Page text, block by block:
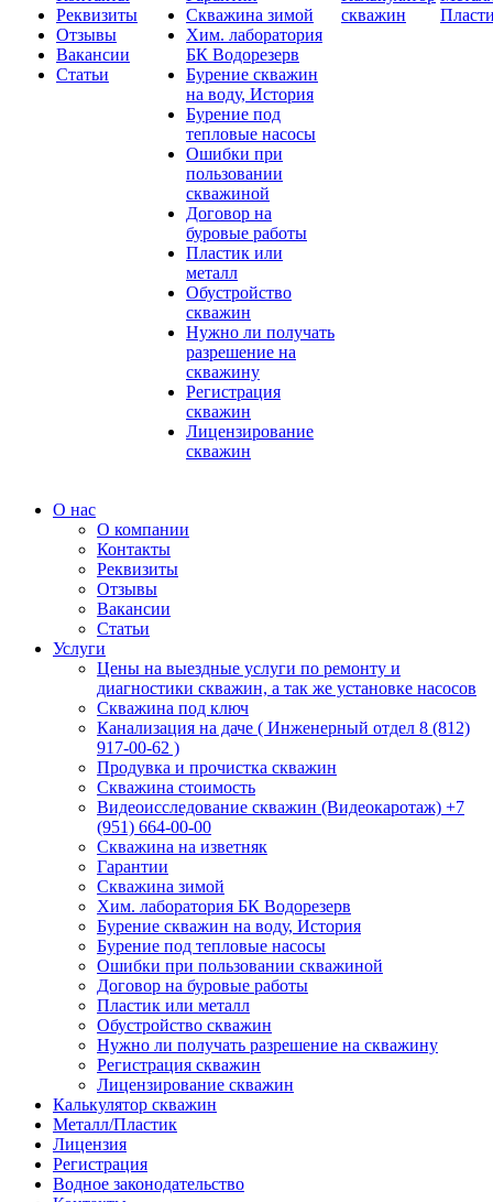
Реквизиты
Отзывы
Вакансии
Статьи
Скважина зимой
Хим. лаборатория
БК Водорезерв
Бурение скважин
на воду, История
Бурение под
тепловые насосы
Ошибки при
пользовании
скважиной
Договор на
буровые работы
Пластик или
металл
Обустройство
скважин
Нужно ли получать
разрешение на
скважину
Регистрация
скважин
Лицензирование
скважин
скважин
О нас
О компании
Контакты
Реквизиты
Отзывы
Вакансии
Статьи
Услуги
Цены на выездные услуги по ремонту и
диагностики скважин, а так же установке насосов
Скважина под ключ
Канализация на даче ( Инженерный отдел 8 (812)
917-00-62 )
Продувка и прочистка скважин
Скважина стоимость
Видеоисследование скважин (Видеокаротаж) +7
(951) 664-00-00
Скважина на изветняк
Гарантии
Скважина зимой
Хим. лаборатория БК Водорезерв
Бурение скважин на воду, История
Бурение под тепловые насосы
Ошибки при пользовании скважиной
Договор на буровые работы
Пластик или металл
Обустройство скважин
Нужно ли получать разрешение на скважину
Регистрация скважин
Лицензирование скважин
Калькулятор скважин
Металл/Пластик
Лицензия
Регистрация
Водное законодательство